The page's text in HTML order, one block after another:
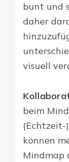
bunt und
daher
visuell
beim
(Echtzeit-
können
Mindmap